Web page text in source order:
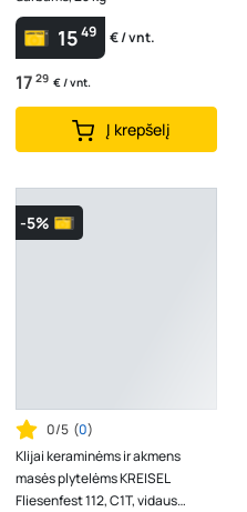
1549 € / vnt.
17 29 € / vnt.
Į krepšelį
-5%
0/5 (0)
Klijai keraminėms ir akmens
masės plytelėms KREISEL
Fliesenfest 112, C1T, vidaus